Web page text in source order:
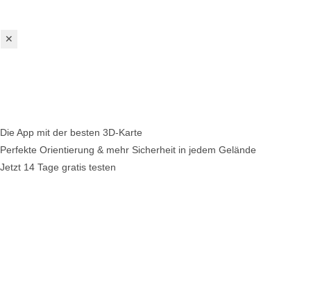
✕
Die App mit der besten 3D-Karte
Perfekte Orientierung & mehr Sicherheit in jedem Gelände
Jetzt 14 Tage gratis testen